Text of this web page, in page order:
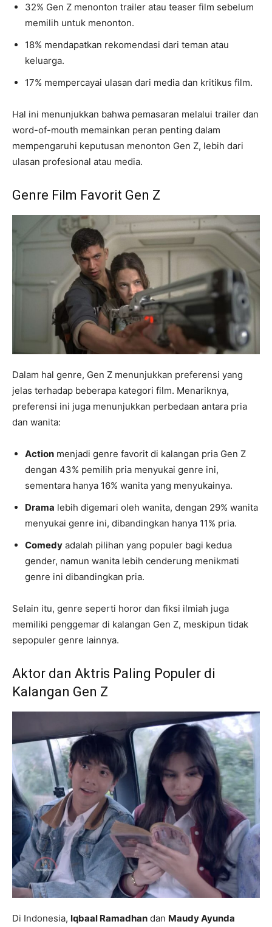
32% Gen Z menonton trailer atau teaser film sebelum
memilih untuk menonton.
18% mendapatkan rekomendasi dari teman atau
keluarga.
17% mempercayai ulasan dari media dan kritikus film.
Hal ini menunjukkan bahwa pemasaran melalui trailer dan
word-of-mouth memainkan peran penting dalam
mempengaruhi keputusan menonton Gen Z, lebih dari
ulasan profesional atau media.
Genre Film Favorit Gen Z
Dalam hal genre, Gen Z menunjukkan preferensi yang
jelas terhadap beberapa kategori film. Menariknya,
preferensi ini juga menunjukkan perbedaan antara pria
dan wanita:
Action menjadi genre favorit di kalangan pria Gen Z
dengan 43% pemilih pria menyukai genre ini,
sementara hanya 16% wanita yang menyukainya.
Drama lebih digemari oleh wanita, dengan 29% wanita
menyukai genre ini, dibandingkan hanya 11% pria.
Comedy adalah pilihan yang populer bagi kedua
gender, namun wanita lebih cenderung menikmati
genre ini dibandingkan pria.
Selain itu, genre seperti horor dan fiksi ilmiah juga
memiliki penggemar di kalangan Gen Z, meskipun tidak
sepopuler genre lainnya.
Aktor dan Aktris Paling Populer di
Kalangan Gen Z
Di Indonesia, Iqbaal Ramadhan dan Maudy Ayunda